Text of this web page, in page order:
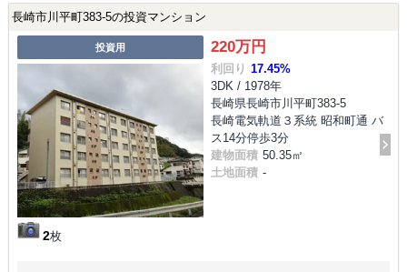
長崎市川平町383-5の投資マンション
投資用
2枚
220万円
利回り 17.45%
3DK / 1978年
長崎県長崎市川平町383-5
長崎電気軌道３系統 昭和町通 バ
ス14分停歩3分
建物面積 50.35㎡
土地面積 -